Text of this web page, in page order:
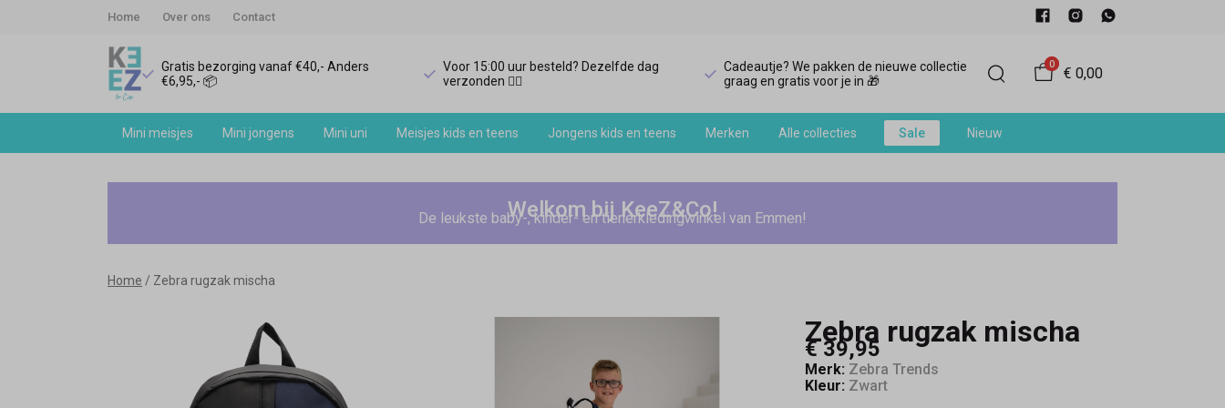
Home Over ons Contact
Gratis bezorging vanaf €40,- Anders
€6,95,- 📦
Voor 15:00 uur besteld? Dezelfde dag
verzonden 🏃‍♀️
Cadeautje? We pakken de nieuwe collectie
graag en gratis voor je in 🎁
0
€ 0,00
Mini meisjes Mini jongens Mini uni Meisjes kids en teens Jongens kids en teens Merken Alle collecties Sale Nieuw
Zebra
mischa
Welkom bij KeeZ&Co!
De leukste baby-, kinder- en tienerkledingwinkel van Emmen!
Home Zebra rugzak mischa
Zebra rugzak mischa
€ 39,95
Merk: Zebra Trends
Kleur: Zwart